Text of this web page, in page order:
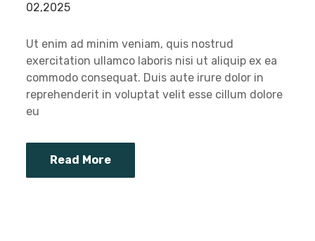
02,2025
Ut enim ad minim veniam, quis nostrud
exercitation ullamco laboris nisi ut aliquip ex ea
commodo consequat. Duis aute irure dolor in
reprehenderit in voluptat velit esse cillum dolore
eu
Read More